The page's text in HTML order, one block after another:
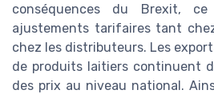
conséquences du Brexit,
ajustements tarifaires tant
chez les distributeurs. Les
de produits laitiers continuent
des prix au niveau national.